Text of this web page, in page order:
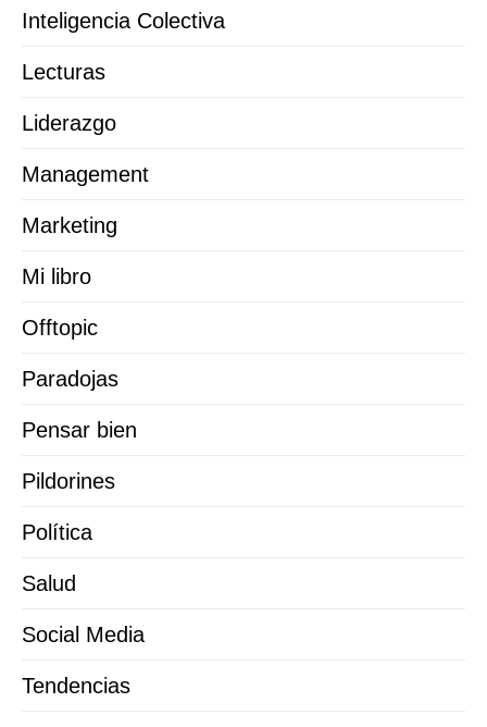
Inteligencia Colectiva
Lecturas
Liderazgo
Management
Marketing
Mi libro
Offtopic
Paradojas
Pensar bien
Pildorines
Política
Salud
Social Media
Tendencias